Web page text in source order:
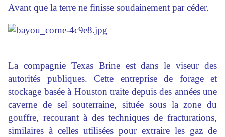
Avant que la terre ne finisse soudainement par céder.
La compagnie Texas Brine est dans le viseur des
autorités publiques. Cette entreprise de forage et
stockage basée à Houston traite depuis des années une
caverne de sel souterraine, située sous la zone du
gouffre, recourant à des techniques de fracturations,
similaires à celles utilisées pour extraire les gaz de